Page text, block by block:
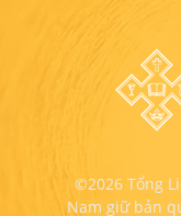
©2026 Tổng
Nam giữ bản